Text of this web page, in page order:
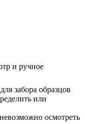
и ручное
забора образцов
или
осмотреть